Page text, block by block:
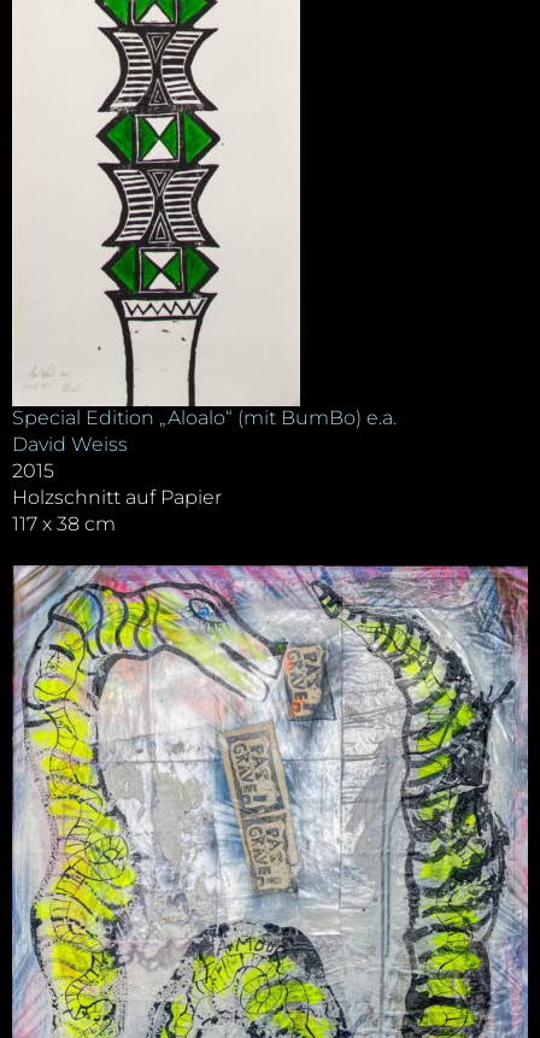
Special Edition „Aloalo“ (mit BumBo) e.a.
David Weiss
2015
Holzschnitt auf Papier
117 x 38 cm